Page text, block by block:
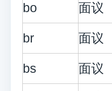
bo 面议
br 面议
bs 面议